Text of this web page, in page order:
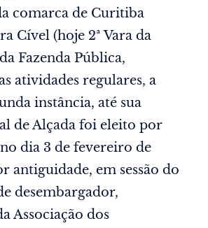
comarca de Curitiba
Cível (hoje 2ª Vara da
Fazenda Pública,
atividades regulares, a
instância, até sua
de Alçada foi eleito por
dia 3 de fevereiro de
antiguidade, em sessão do
desembargador,
Associação dos